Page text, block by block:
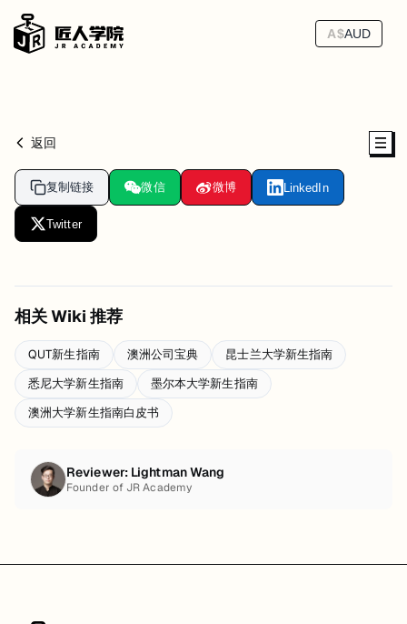
A$AUD
返回
复制链接 微信 微博 LinkedIn
Twitter
相关 Wiki 推荐
QUT新生指南 澳洲公司宝典
昆士兰大学新生指南
悉尼大学新生指南
墨尔本大学新生指南
澳洲大学新生指南白皮书
Reviewer: Lightman Wang
Founder of JR Academy